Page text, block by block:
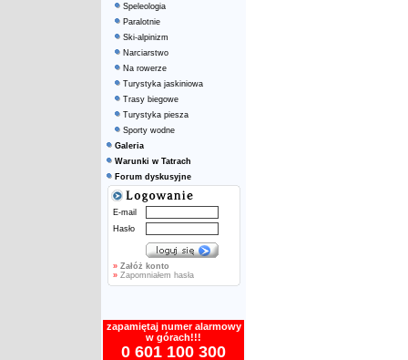
Speleologia
Paralotnie
Ski-alpinizm
Narciarstwo
Na rowerze
Turystyka jaskiniowa
Trasy biegowe
Turystyka piesza
Sporty wodne
Galeria
Warunki w Tatrach
Forum dyskusyjne
E-mail
Hasło
» Załóż konto
»Zapomniałem hasła
zapamiętaj numer alarmowy
w górach!!!
0 601 100 300